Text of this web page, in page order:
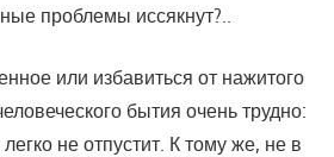
проблемы иссякнут?..
или избавиться от нажитого
бытия очень трудно:
не отпустит. К тому же, не в